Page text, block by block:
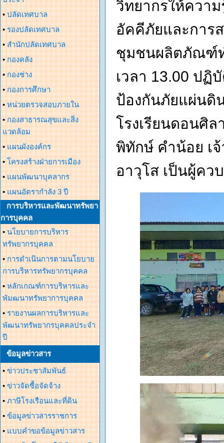
• ปลัดเทศบาล
• รองปลัดเทศบาล
• สำนักปลัดเทศบาล
• กองคลัง
• กองช่าง
• กองการศึกษา
• หน่วยตรวจสอบภายใน
• กองสาธารณสุขและสิ่ง
แวดล้อม
• แผนผังองค์กร
• โครงสร้างฝ่ายการเมือง
• แผนพัฒนาบุคลากร
• แผนอัตรากำลัง 3 ปี
การบริหารและพัฒนาทรัพยา
การบุคคล
• นโยบายการบริหาร
ทรัพยากรบุคคล
• การดำเนินการตามนโยบาย
การบริหารทรัพยากรบุคคล
• หลักเกณฑ์การบริหารและ
พัมฒนาทรัพยาการบุคคล
• รายงานผลการบริหารและ
พัฒนาทรัพยากรบุคคลประจำ
ปี
ข้อมูลข่าวสาร
• ข่าวประชาสัมพันธ์
• ข่าวจัดซื้อจัดจ้าง
• ภาษีโรงเรือนและที่ดิน
• ข้อมูลข่าวสารราชการ
• แบบคำขอข้อมูลข่าวสาร
วิทยากรให้ควา
อัคคีภัยและการ
ชุมชนผลิตภัณฑ์ท
เวลา 13.00 ปฏิ
ป้องกันภัยแผ่นดิ
โรงเรียนดอนศิ
พิทักษ์ คำน้อย เ
อาวุโส เป็นผู้คว